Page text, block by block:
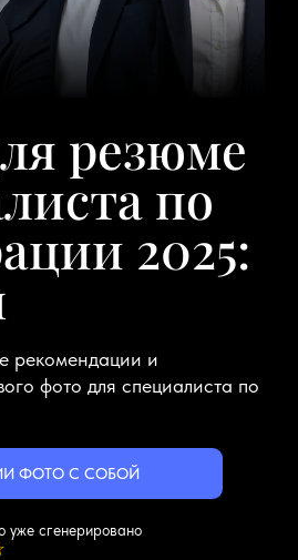
резюме
по
2025:
рекомендации и
фото для специалиста по
ФОТО С СОБОЙ
сгенерировано